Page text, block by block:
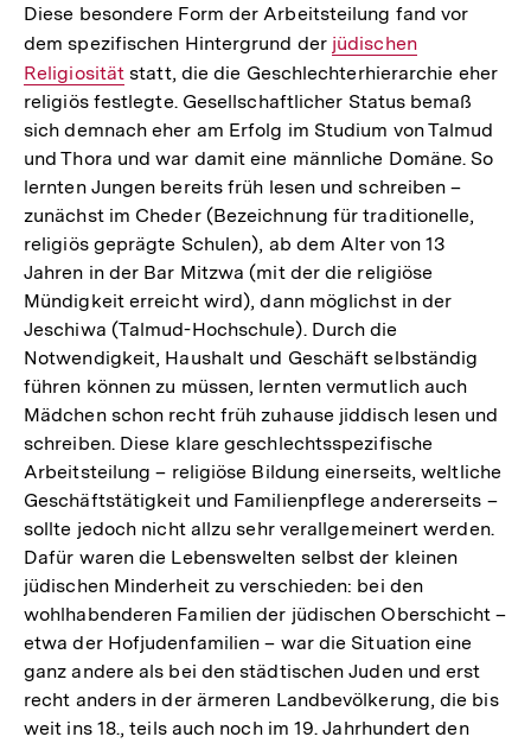
Diese besondere Form der Arbeitsteilung fand vor
dem spezifischen Hintergrund der Interner
Link:
jüdischen
Religiosität statt, die die Geschlechterhierarchie eher
religiös festlegte. Gesellschaftlicher Status bemaß
sich demnach eher am Erfolg im Studium von Talmud
und Thora und war damit eine männliche Domäne. So
lernten Jungen bereits früh lesen und schreiben –
zunächst im Cheder (Bezeichnung für traditionelle,
religiös geprägte Schulen), ab dem Alter von 13
Jahren in der Bar Mitzwa (mit der die religiöse
Mündigkeit erreicht wird), dann möglichst in der
Jeschiwa (Talmud-Hochschule). Durch die
Notwendigkeit, Haushalt und Geschäft selbständig
führen können zu müssen, lernten vermutlich auch
Mädchen schon recht früh zuhause jiddisch lesen und
schreiben. Diese klare geschlechtsspezifische
Arbeitsteilung – religiöse Bildung einerseits, weltliche
Geschäftstätigkeit und Familienpflege andererseits –
sollte jedoch nicht allzu sehr verallgemeinert werden.
Dafür waren die Lebenswelten selbst der kleinen
jüdischen Minderheit zu verschieden: bei den
wohlhabenderen Familien der jüdischen Oberschicht –
etwa der Hofjudenfamilien – war die Situation eine
ganz andere als bei den städtischen Juden und erst
recht anders in der ärmeren Landbevölkerung, die bis
weit ins 18., teils auch noch im 19. Jahrhundert den